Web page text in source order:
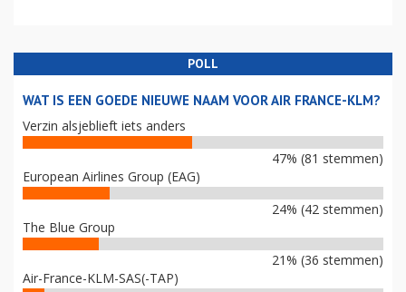
POLL
WAT IS EEN GOEDE NIEUWE NAAM VOOR AIR FRANCE-KLM?
Verzin alsjeblieft iets anders
47% (81 stemmen)
European Airlines Group (EAG)
24% (42 stemmen)
The Blue Group
21% (36 stemmen)
Air-France-KLM-SAS(-TAP)